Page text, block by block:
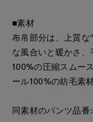
■素材
布帛部分は、上質な
な風合いと暖かさ
100%の圧縮スムー
ール100%の紡毛素
同素材のパンツ品番